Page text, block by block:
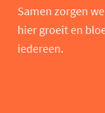
Samen zorgen
hier groeit en
iedereen.